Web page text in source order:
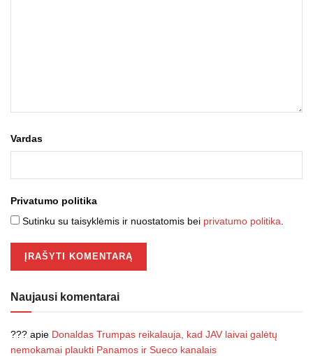
Vardas
Privatumo politika
Sutinku su taisyklėmis ir nuostatomis bei privatumo politika
Naujausi komentarai
??? apie Donaldas Trumpas reikalauja, kad JAV laivai galėtų
nemokamai plaukti Panamos ir Sueco kanalais